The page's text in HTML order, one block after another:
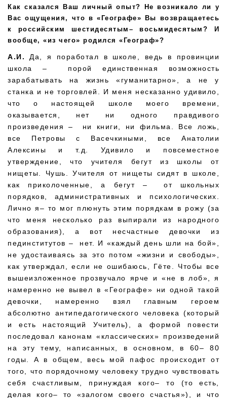
Как сказался Ваш личный опыт? Не возникало ли у
Вас ощущения, что в «Географе» Вы возвращаетесь
к российским шестидесятым– восьмидесятым? И
вообще, «из чего» родился «Географ»?
А.И. Да, я поработал в школе, ведь в провинции
школа – порой единственная возможность
зарабатывать на жизнь «гуманитарно», а не у
станка и не торговлей. И меня несказанно удивило,
что о настоящей школе моего времени,
оказывается, нет ни одного правдивого
произведения – ни книги, ни фильма. Все ложь,
все Петровы с Васечкиными, все Анатолии
Алексины и т.д. Удивило и повсеместное
утверждение, что учителя бегут из школы от
нищеты. Чушь. Учителя от нищеты сидят в школе,
как приколоченные, а бегут – от школьных
порядков, административных и психологических.
Лично я– то мог плюнуть этим порядкам в рожу (за
что меня несколько раз выпирали из народного
образования), а вот несчастные девочки из
пединститутов – нет. И «каждый день шли на бой»,
не удостаиваясь за это потом «жизни и свободы»,
как утверждал, если не ошибаюсь, Гёте. Чтобы все
вышеизложенное прозвучало ярче и «не в лоб», я
намеренно не вывел в «Географе» ни одной такой
девочки, намеренно взял главным героем
абсолютно антипедагогического человека (который
и есть настоящий Учитель), а формой повести
последовал канонам «классических» произведений
на эту тему, написанных, в основном, в 60– 80
годы. А в общем, весь мой пафос происходит от
того, что порядочному человеку трудно чувствовать
себя счастливым, принуждая кого– то (то есть,
делая кого– то «залогом своего счастья»), и что